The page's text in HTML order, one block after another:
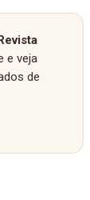
e veja
de